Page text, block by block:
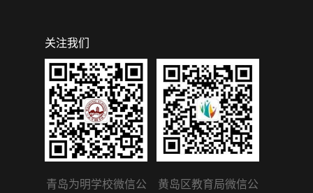
关注我们
青岛为明学校微信公
黄岛区教育局微信公